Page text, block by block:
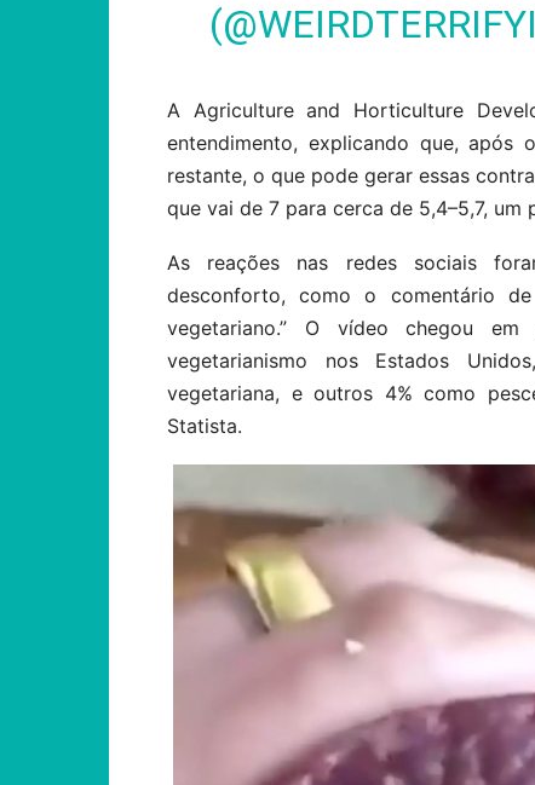
A Agriculture and Horticulture
entendimento, explicando que, após
restante, o que pode gerar essas
que vai de 7 para cerca de 5,4–5,7,
As reações nas redes sociais
desconforto, como o comentário
vegetariano.” O vídeo chegou
vegetarianismo nos Estados
vegetariana, e outros 4% como
Statista.